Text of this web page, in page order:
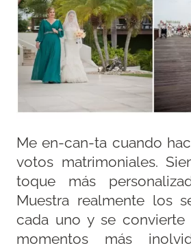
Me en-can-ta cuando
votos matrimoniales.
toque más
Muestra realmente los
cada uno y se
momentos más